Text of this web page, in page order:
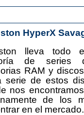
HyperX
lleva todo
de series
RAM y
serie de estos
nos
de los
en el mercado.